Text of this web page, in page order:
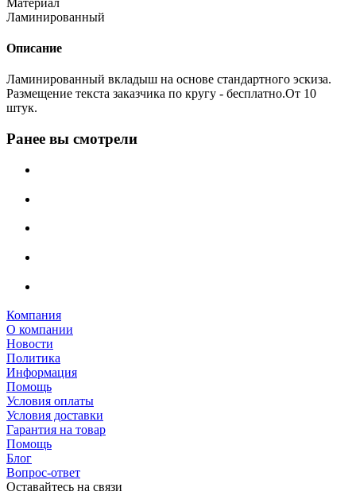
Ламинированный
Описание
Ламинированный вкладыш на основе стандартного эскиза.
Размещение текста заказчика по кругу - бесплатно.От 10
штук.
Ранее вы смотрели
Компания
О компании
Новости
Политика
Информация
Помощь
Условия оплаты
Условия доставки
Гарантия на товар
Помощь
Блог
Вопрос-ответ
Оставайтесь на связи